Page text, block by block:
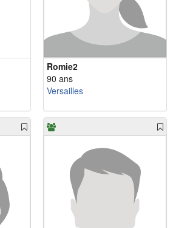
Romie2
90 ans
Versailles